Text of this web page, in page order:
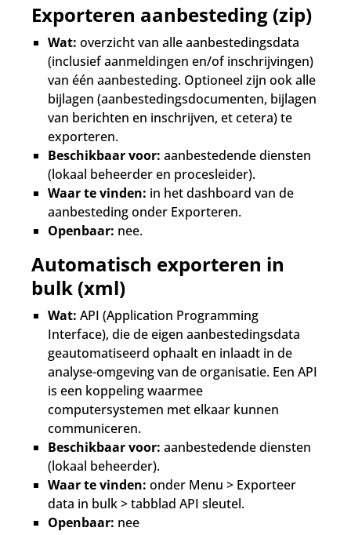
Exporteren aanbesteding (zip)
Wat: overzicht van alle aanbestedingsdata
(inclusief aanmeldingen en/of inschrijvingen)
van één aanbesteding. Optioneel zijn ook alle
bijlagen (aanbestedingsdocumenten, bijlagen
van berichten en inschrijven, et cetera) te
exporteren.
Beschikbaar voor: aanbestedende diensten
(lokaal beheerder en procesleider).
Waar te vinden: in het dashboard van de
aanbesteding onder Exporteren.
Openbaar: nee.
Automatisch exporteren in
bulk (xml)
Wat: API (Application Programming
Interface), die de eigen aanbestedingsdata
geautomatiseerd ophaalt en inlaadt in de
analyse-omgeving van de organisatie. Een API
is een koppeling waarmee
computersystemen met elkaar kunnen
communiceren.
Beschikbaar voor: aanbestedende diensten
(lokaal beheerder).
Waar te vinden: onder Menu > Exporteer
data in bulk > tabblad API sleutel.
Openbaar: nee